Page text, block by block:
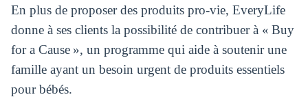
En plus de proposer des produits pro-vie, EveryLife
donne à ses clients la possibilité de contribuer à « Buy
for a Cause », un programme qui aide à soutenir une
famille ayant un besoin urgent de produits essentiels
pour bébés.